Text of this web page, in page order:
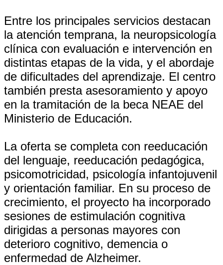
Entre los principales servicios destacan
la atención temprana, la neuropsicología
clínica con evaluación e intervención en
distintas etapas de la vida, y el abordaje
de dificultades del aprendizaje. El centro
también presta asesoramiento y apoyo
en la tramitación de la beca NEAE del
Ministerio de Educación.
La oferta se completa con reeducación
del lenguaje, reeducación pedagógica,
psicomotricidad, psicología infantojuvenil
y orientación familiar. En su proceso de
crecimiento, el proyecto ha incorporado
sesiones de estimulación cognitiva
dirigidas a personas mayores con
deterioro cognitivo, demencia o
enfermedad de Alzheimer.